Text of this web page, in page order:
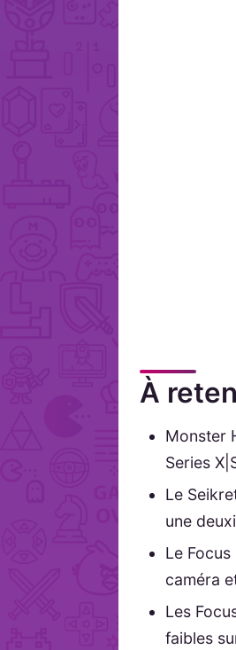
À
Monster
Series
Le
une
Le
caméra
Les
faibles